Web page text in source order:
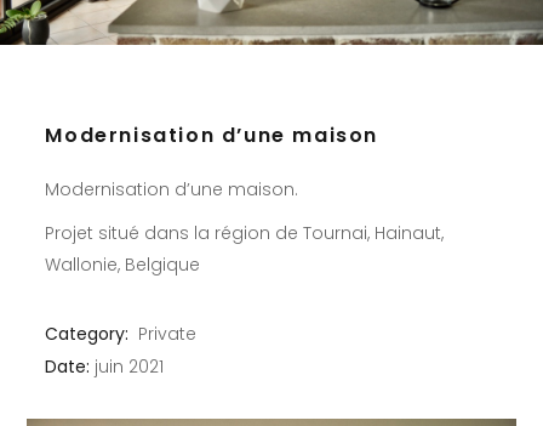
Modernisation d’une maison
Modernisation d’une maison.
Projet situé dans la région de Tournai, Hainaut,
Wallonie, Belgique
Category: Private
Date: juin 2021